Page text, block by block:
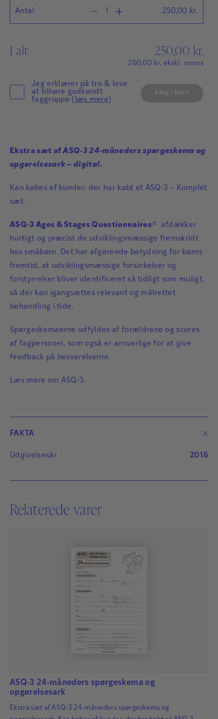
Antal 250,00 kr.
I alt 250,00 kr.
200,00 kr. ekskl. moms
Jeg erklærer på tro & love
at tilhøre godkendt
faggruppe ( læs mere)
Ekstra sæt afASQ-3 24-måneders spørgeskema og
opgørelsesark – digital.
Kan købes af kunder, der har købt et ASQ-3 – Komplet
sæt.
ASQ-3 Ages & Stages Questionnaires® afdækker
hurtigt og præcist de udviklingsmæssige fremskridt
hos småbørn. Det har afgørende betydning for børns
fremtid, at udviklingsmæssige forsinkelser og
forstyrrelser bliver identificeret så tidligt som muligt,
så der kan igangsættes relevant og målrettet
behandling i tide.
Spørgeskemaerne udfyldes af forældrene og scores
af fagpersoner, som også er ansvarlige for at give
feedback på besvarelserne.
Læs mere om ASQ-3.
FAKTA
Udgivelsesår 2016
Relaterede varer
ASQ-3 24-måneders spørgeskema og
opgørelsesark
Ekstra sæt af ASQ-3 24-måneders spørgeskema og